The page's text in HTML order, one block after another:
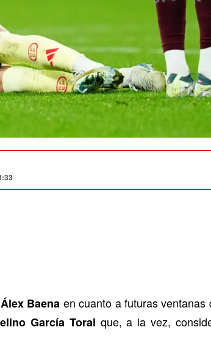
Álex Baena en cuanto a futuras ventanas
García Toral que, a la vez,